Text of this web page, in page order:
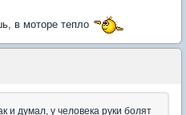
в моторе тепло
и думал, у человека руки болят